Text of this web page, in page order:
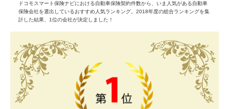
ドコモスマート保険ナビにおける自動車保険契約件数から、いま人気がある自動車
保険会社を選出しているおすすめ人気ランキング。2018年度の総合ランキングを集
計した結果、1位の会社が決定しました！